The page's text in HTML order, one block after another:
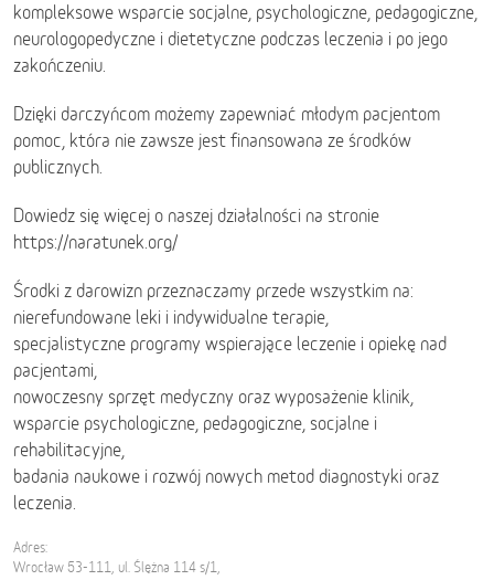
kompleksowe wsparcie socjalne, psychologiczne, pedagogiczne,
neurologopedyczne i dietetyczne podczas leczenia i po jego
zakończeniu.
Dzięki darczyńcom możemy zapewniać młodym pacjentom
pomoc, która nie zawsze jest finansowana ze środków
publicznych.
Dowiedz się więcej o naszej działalności na stronie
https://naratunek.org/
Środki z darowizn przeznaczamy przede wszystkim na:
nierefundowane leki i indywidualne terapie,
specjalistyczne programy wspierające leczenie i opiekę nad
pacjentami,
nowoczesny sprzęt medyczny oraz wyposażenie klinik,
wsparcie psychologiczne, pedagogiczne, socjalne i
rehabilitacyjne,
badania naukowe i rozwój nowych metod diagnostyki oraz
leczenia.
Adres:
Wrocław 53-111, ul. Ślężna 114 s/1,